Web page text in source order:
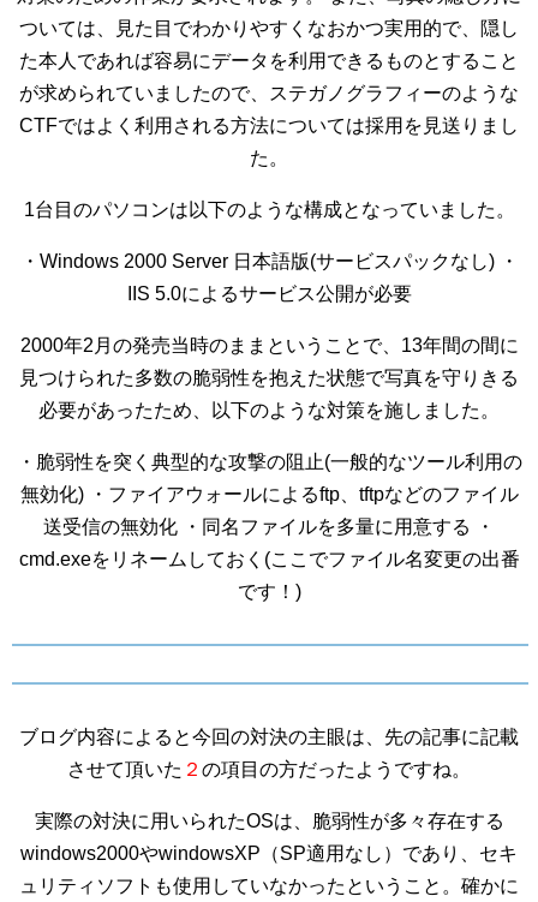
ついては、見た目でわかりやすくなおかつ実用的で、隠し
た本人であれば容易にデータを利用できるものとすること
が求められていましたので、ステガノグラフィーのような
CTFではよく利用される方法については採用を見送りまし
た。
1台目のパソコンは以下のような構成となっていました。
・Windows 2000 Server 日本語版(サービスパックなし) ・
IIS 5.0によるサービス公開が必要
2000年2月の発売当時のままということで、13年間の間に
見つけられた多数の脆弱性を抱えた状態で写真を守りきる
必要があったため、以下のような対策を施しました。
・脆弱性を突く典型的な攻撃の阻止(一般的なツール利用の
無効化) ・ファイアウォールによるftp、tftpなどのファイル
送受信の無効化 ・同名ファイルを多量に用意する ・
cmd.exeをリネームしておく(ここでファイル名変更の出番
です！)
ブログ内容によると今回の対決の主眼は、先の記事に記載
させて頂いた ２ の項目の方だったようですね。
実際の対決に用いられたOSは、脆弱性が多々存在する
windows2000やwindowsXP（SP適用なし）であり、セキ
ュリティソフトも使用していなかったということ。確かに